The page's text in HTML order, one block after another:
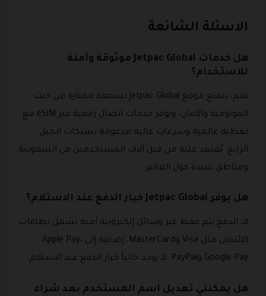
الاسئلة الشائعة
هل خدمات Jetpac Global موثوقة وآمنة
للاستخدام؟
نعم، يتمتع موقع Jetpac Global بسمعة ممتازة من حيث
الموثوقية والأمان، ويوفر خدمات اتصال رقمية عبر eSIM مع
تغطية عالمية وسرعات عالية مدعومة بشبكات الجيل
الرابع. يُعتمد عليه من قبل آلاف المستخدمين في السعودية
ومناطق عديدة حول العالم.
هل يوفر Jetpac Global خيار الدفع عند الاستلام؟
لا، الدفع يتم فقط عبر وسائل إلكترونية آمنة تشمل بطاقات
الائتمان مثل Visa وMasterCard، إضافة إلى Apple Pay،
Google Pay وPayPal. لا يوجد حالياً خيار الدفع عند الاستلام.
هل يمكنني تعديل اسم المستخدم بعد شراء